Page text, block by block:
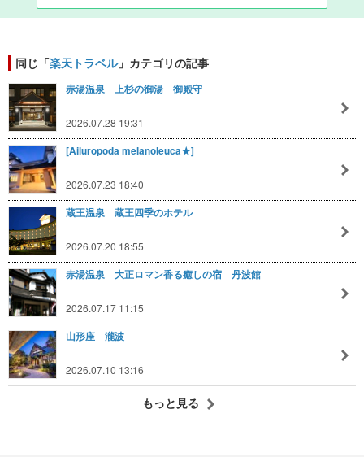
同じ「楽天トラベル」カテゴリの記事
赤湯温泉 上杉の御湯 御殿守
2026.07.28 19:31
[Ailuropoda melanoleuca★]
2026.07.23 18:40
蔵王温泉 蔵王四季のホテル
2026.07.20 18:55
赤湯温泉 大正ロマン香る癒しの宿 丹波館
2026.07.17 11:15
山形座 瀧波
2026.07.10 13:16
もっと見る